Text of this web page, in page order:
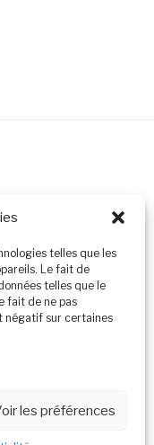
telles que les
Le fait de
telles que le
fait de ne pas
négatif sur certaines
les préférences